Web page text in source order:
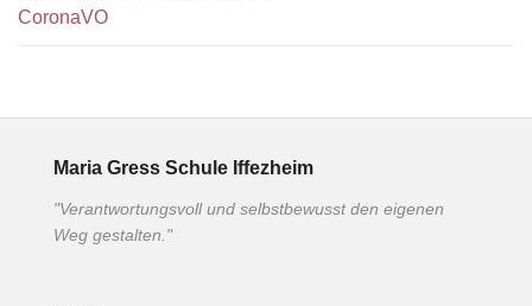
CoronaVO
Maria Gress Schule Iffezheim
"Verantwortungsvoll und selbstbewusst den eigenen
Weg gestalten."